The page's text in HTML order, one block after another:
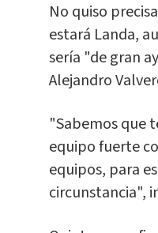
No quiso
estará Landa,
sería "de gran
Alejandro
"Sabemos que
equipo fuerte
equipos, para
circunstancia",